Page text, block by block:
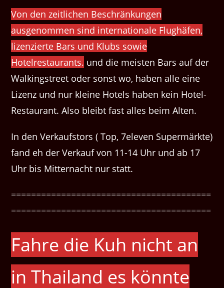
Von den zeitlichen Beschränkungen
ausgenommen sind internationale Flughäfen,
lizenzierte Bars und Klubs sowie
Hotelrestaurants. und die meisten Bars auf der
Walkingstreet oder sonst wo, haben alle eine
Lizenz und nur kleine Hotels haben kein Hotel-
Restaurant. Also bleibt fast alles beim Alten.
In den Verkaufstors ( Top, 7eleven Supermärkte)
fand eh der Verkauf von 11-14 Uhr und ab 17
Uhr bis Mitternacht nur statt.
========================================
========================================
Fahre die Kuh nicht an
in Thailand es könnte